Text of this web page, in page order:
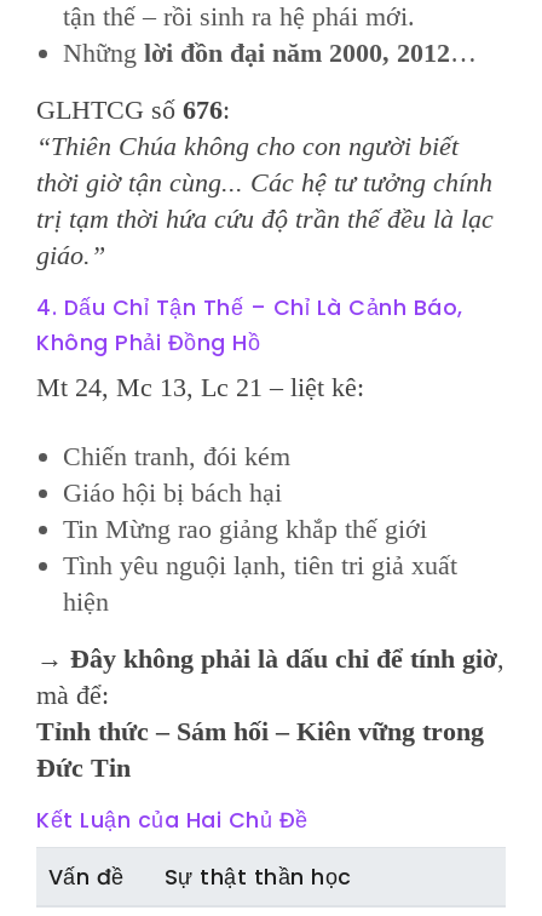
tận thế – rồi sinh ra hệ phái mới.
Những lời đồn đại năm 2000, 2012…
GLHTCG số 676:
“Thiên Chúa không cho con người biết
thời giờ tận cùng... Các hệ tư tưởng chính
trị tạm thời hứa cứu độ trần thế đều là lạc
giáo.”
4. Dấu Chỉ Tận Thế – Chỉ Là Cảnh Báo,
Không Phải Đồng Hồ
Mt 24, Mc 13, Lc 21 – liệt kê:
Chiến tranh, đói kém
Giáo hội bị bách hại
Tin Mừng rao giảng khắp thế giới
Tình yêu nguội lạnh, tiên tri giả xuất
hiện
→ Đây không phải là dấu chỉ để tính giờ,
mà để:
Tỉnh thức – Sám hối – Kiên vững trong
Đức Tin
Kết Luận của Hai Chủ Đề
Vấn đề
Sự thật thần học